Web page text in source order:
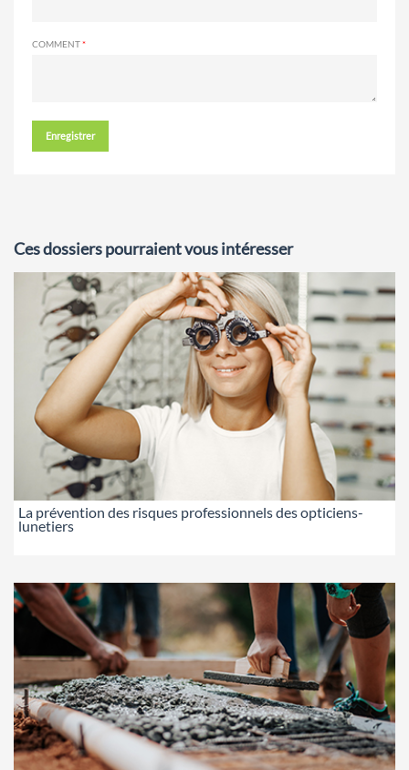
COMMENT
Enregistrer
Ces dossiers pourraient vous intéresser
La prévention des risques professionnels des opticiens-
lunetiers